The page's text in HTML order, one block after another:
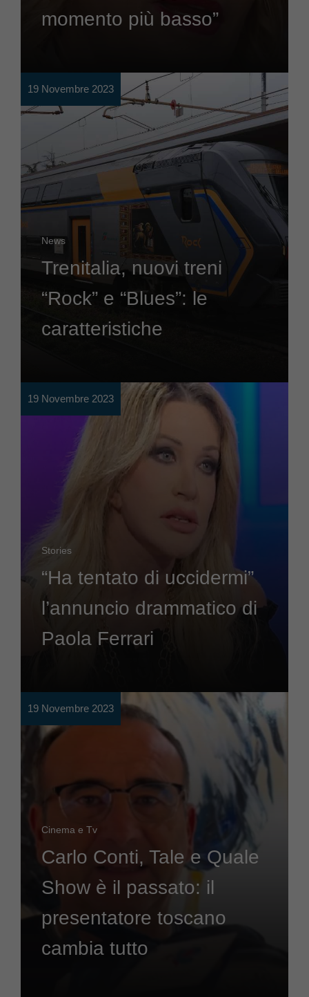
momento più basso”
19 Novembre 2023
News
Trenitalia, nuovi treni
“Rock” e “Blues”: le
caratteristiche
19 Novembre 2023
Stories
“Ha tentato di uccidermi”
l’annuncio drammatico di
Paola Ferrari
19 Novembre 2023
Cinema e Tv
Carlo Conti, Tale e Quale
Show è il passato: il
presentatore toscano
cambia tutto